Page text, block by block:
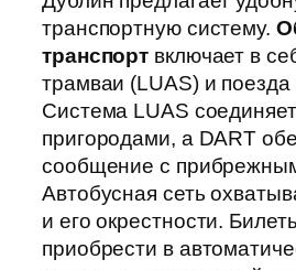
транспортную систему.
транспорт включает в
трамваи (LUAS) и поезда
Система LUAS
пригородами, а DART
сообщение с
Автобусная сеть
и его окрестности.
приобрести в